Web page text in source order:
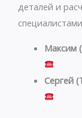
деталей и
Максим
Сергей